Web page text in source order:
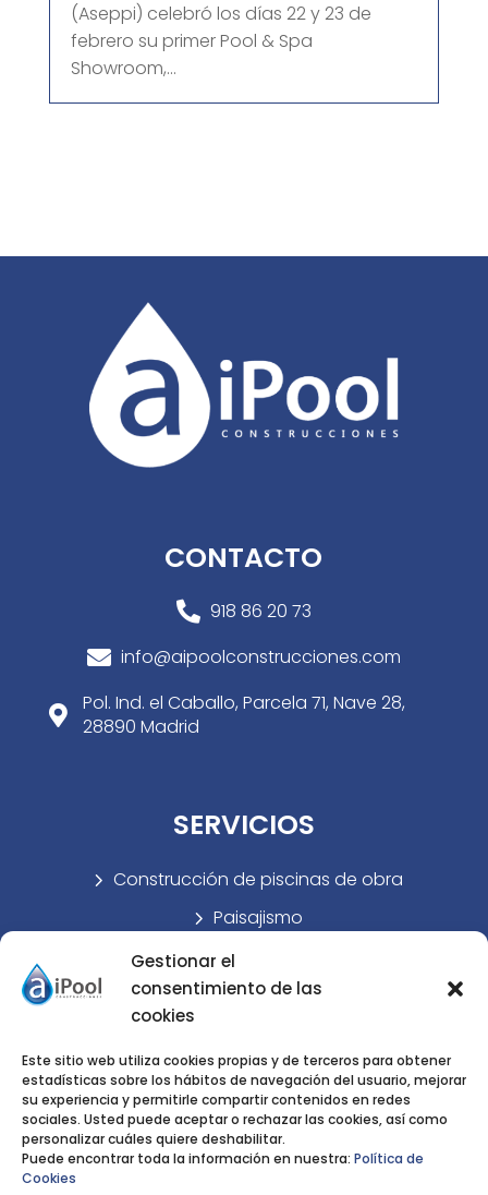
Gestionar el
consentimiento de las
cookies
Este sitio web utiliza cookies propias y de terceros para obtener
estadísticas sobre los hábitos de navegación del usuario, mejorar
su experiencia y permitirle compartir contenidos en redes
sociales. Usted puede aceptar o rechazar las cookies, así como
personalizar cuáles quiere deshabilitar.
Puede encontrar toda la información en nuestra: Política de
Cookies
(Aseppi) celebró los días 22 y 23 de
febrero su primer Pool & Spa
Showroom,...
CONTACTO
 918 86 20 73
 info@aipoolconstrucciones.com

Pol. Ind. el Caballo, Parcela 71, Nave 28,
28890 Madrid
SERVICIOS
5 Construcción de piscinas de obra
5 Paisajismo
5Rehabilitación de piscinas
5Tienda
5 Nosotros
Privacidad|Aviso Legal |Cookies
AiPool Construcciones © 2023 | Diseñado por